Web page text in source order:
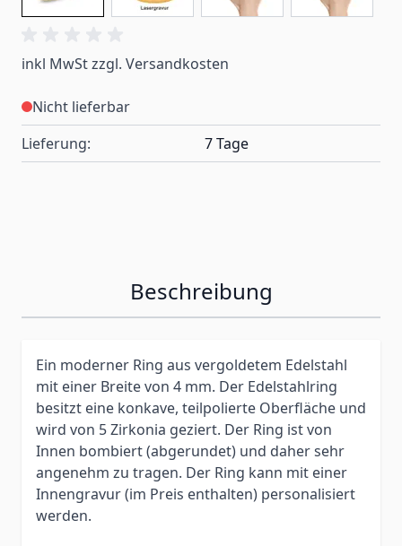
inkl MwSt zzgl. Versandkosten
Nicht lieferbar
Lieferung:
7 Tage
Beschreibung
Ein moderner Ring aus vergoldetem Edelstahl
mit einer Breite von 4 mm. Der Edelstahlring
besitzt eine konkave, teilpolierte Oberfläche und
wird von 5 Zirkonia geziert. Der Ring ist von
Innen bombiert (abgerundet) und daher sehr
angenehm zu tragen. Der Ring kann mit einer
Innengravur (im Preis enthalten) personalisiert
werden.